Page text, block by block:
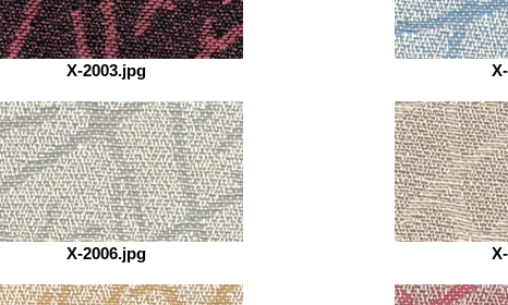
X-2003.jpg
X-2006.jpg